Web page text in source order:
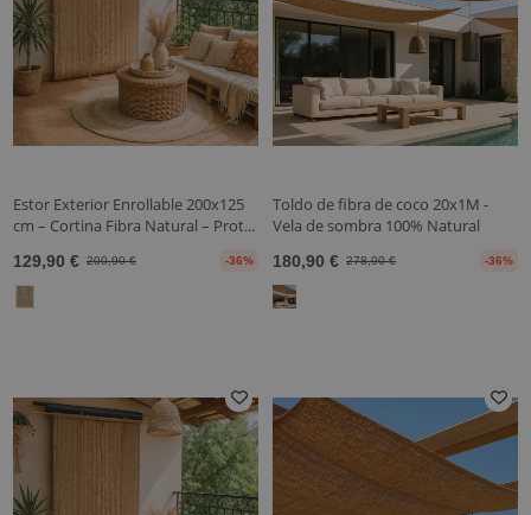
Estor Exterior Enrollable 200x125
cm – Cortina Fibra Natural – Prot...
129,90 € 200,90 € -36%
Toldo de fibra de coco 20x1M -
Vela de sombra 100% Natural
180,90 € 278,90 € -36%